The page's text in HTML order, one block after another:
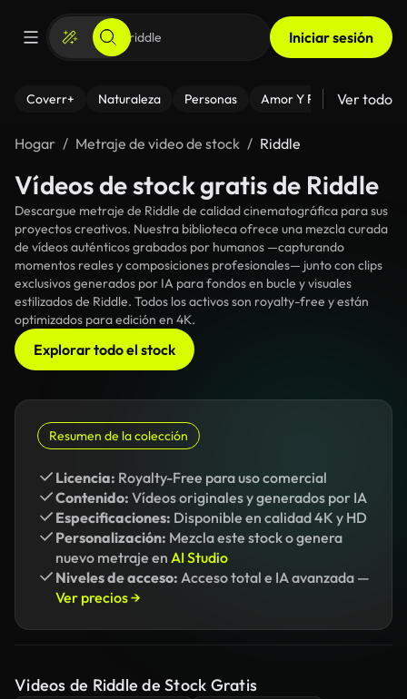
Iniciar sesión
Coverr+ Naturaleza Personas Amor Y Relaciones
Ver todo
Hogar Metraje de video de stock Riddle
Vídeos de stock gratis de Riddle
Descargue metraje de Riddle de calidad cinematográfica para sus
proyectos creativos. Nuestra biblioteca ofrece una mezcla curada
de vídeos auténticos grabados por humanos —capturando
momentos reales y composiciones profesionales— junto con clips
exclusivos generados por IA para fondos en bucle y visuales
estilizados de Riddle. Todos los activos son royalty-free y están
optimizados para edición en 4K.
Explorar todo el stock
Resumen de la colección
Licencia: Royalty-Free para uso comercial
Contenido: Vídeos originales y generados por IA
Especificaciones: Disponible en calidad 4K y HD
Personalización: Mezcla este stock o genera
nuevo metraje en AI Studio
Niveles de acceso: Acceso total e IA avanzada —
Ver precios →
Videos de Riddle de Stock Gratis